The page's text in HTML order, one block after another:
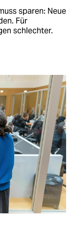
sparen: Neue
Für
schlechter.